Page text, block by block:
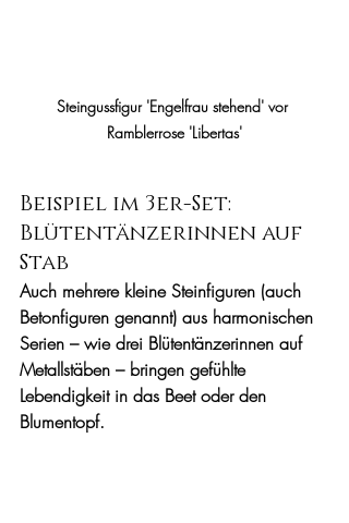
Steingussfigur 'Engelfrau stehend' vor
Ramblerrose 'Libertas'
Beispiel im 3er-Set:
Blütentänzerinnen auf
Stab
Auch mehrere kleine Steinfiguren (auch
Betonfiguren genannt) aus harmonischen
Serien – wie drei Blütentänzerinnen auf
Metallstäben – bringen gefühlte
Lebendigkeit in das Beet oder den
Blumentopf.